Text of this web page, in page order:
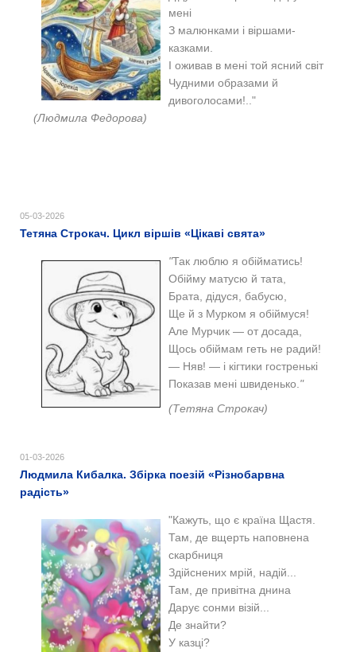
мені
З малюнками і віршами-
казками.
І оживав в мені той ясний світ
Чудними образами й
дивоголосами!.."
(Людмила Федорова)
05-03-2026
Тетяна Строкач. Цикл віршів «Цікаві свята»
"Так люблю я обійматись!
Обійму матусю й тата,
Брата, дідуся, бабусю,
Ще й з Мурком я обіймуся!
Але Мурчик — от досада,
Щось обіймам геть не радий!
— Няв! — і кігтики гостренькі
Показав мені швиденько. "
(Тетяна Строкач)
01-03-2026
Людмила Кибалка. Збірка поезій «Різнобарвна
радість»
"Кажуть, що є країна Щастя.
Там, де вщерть наповнена
скарбниця
Здійснених мрій, надій...
Там, де привітна днина
Дарує сонми візій...
Де знайти?
У казцi?